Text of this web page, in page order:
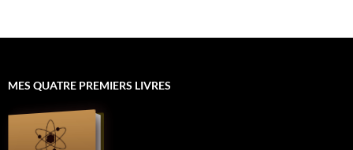
MES QUATRE PREMIERS LIVRES